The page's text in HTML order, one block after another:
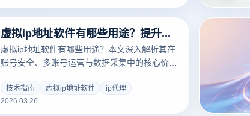
虚拟ip地址软件有哪些用途？提升账号安全与运营效率的最佳方案
虚拟ip地址软件有哪些用途？本文深入解析其在
账号安全、多账号运营与数据采集中的核心价
稳定的账号运营解决方案，助力跨境业务安全增
长。
技术指南 虚拟ip地址软件
ip代理
2026.03.26